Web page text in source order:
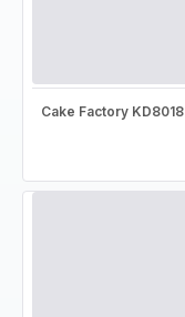
Cake Factory KD8018